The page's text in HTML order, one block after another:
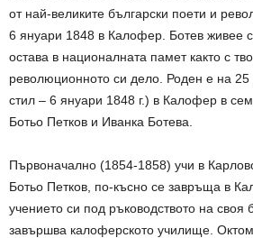
от най-великите български поети и
6 януари 1848 в Калофер. Ботев живее
остава в националната памет както с
революционното си дело. Роден е на 25
стил – 6 януари 1848 г.) в Калофер в
Ботьо Петков и Иванка Ботева.
Първоначално (1854-1858) учи в
Ботьо Петков, по-късно се завръща в
учението си под ръководството на своя
завършва калоферското училище.